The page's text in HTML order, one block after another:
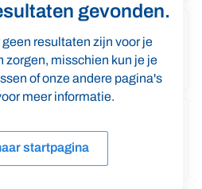
gevonden.
resultaten zijn voor je
zorgen, misschien kun je je
of onze andere pagina's
meer informatie.
startpagina